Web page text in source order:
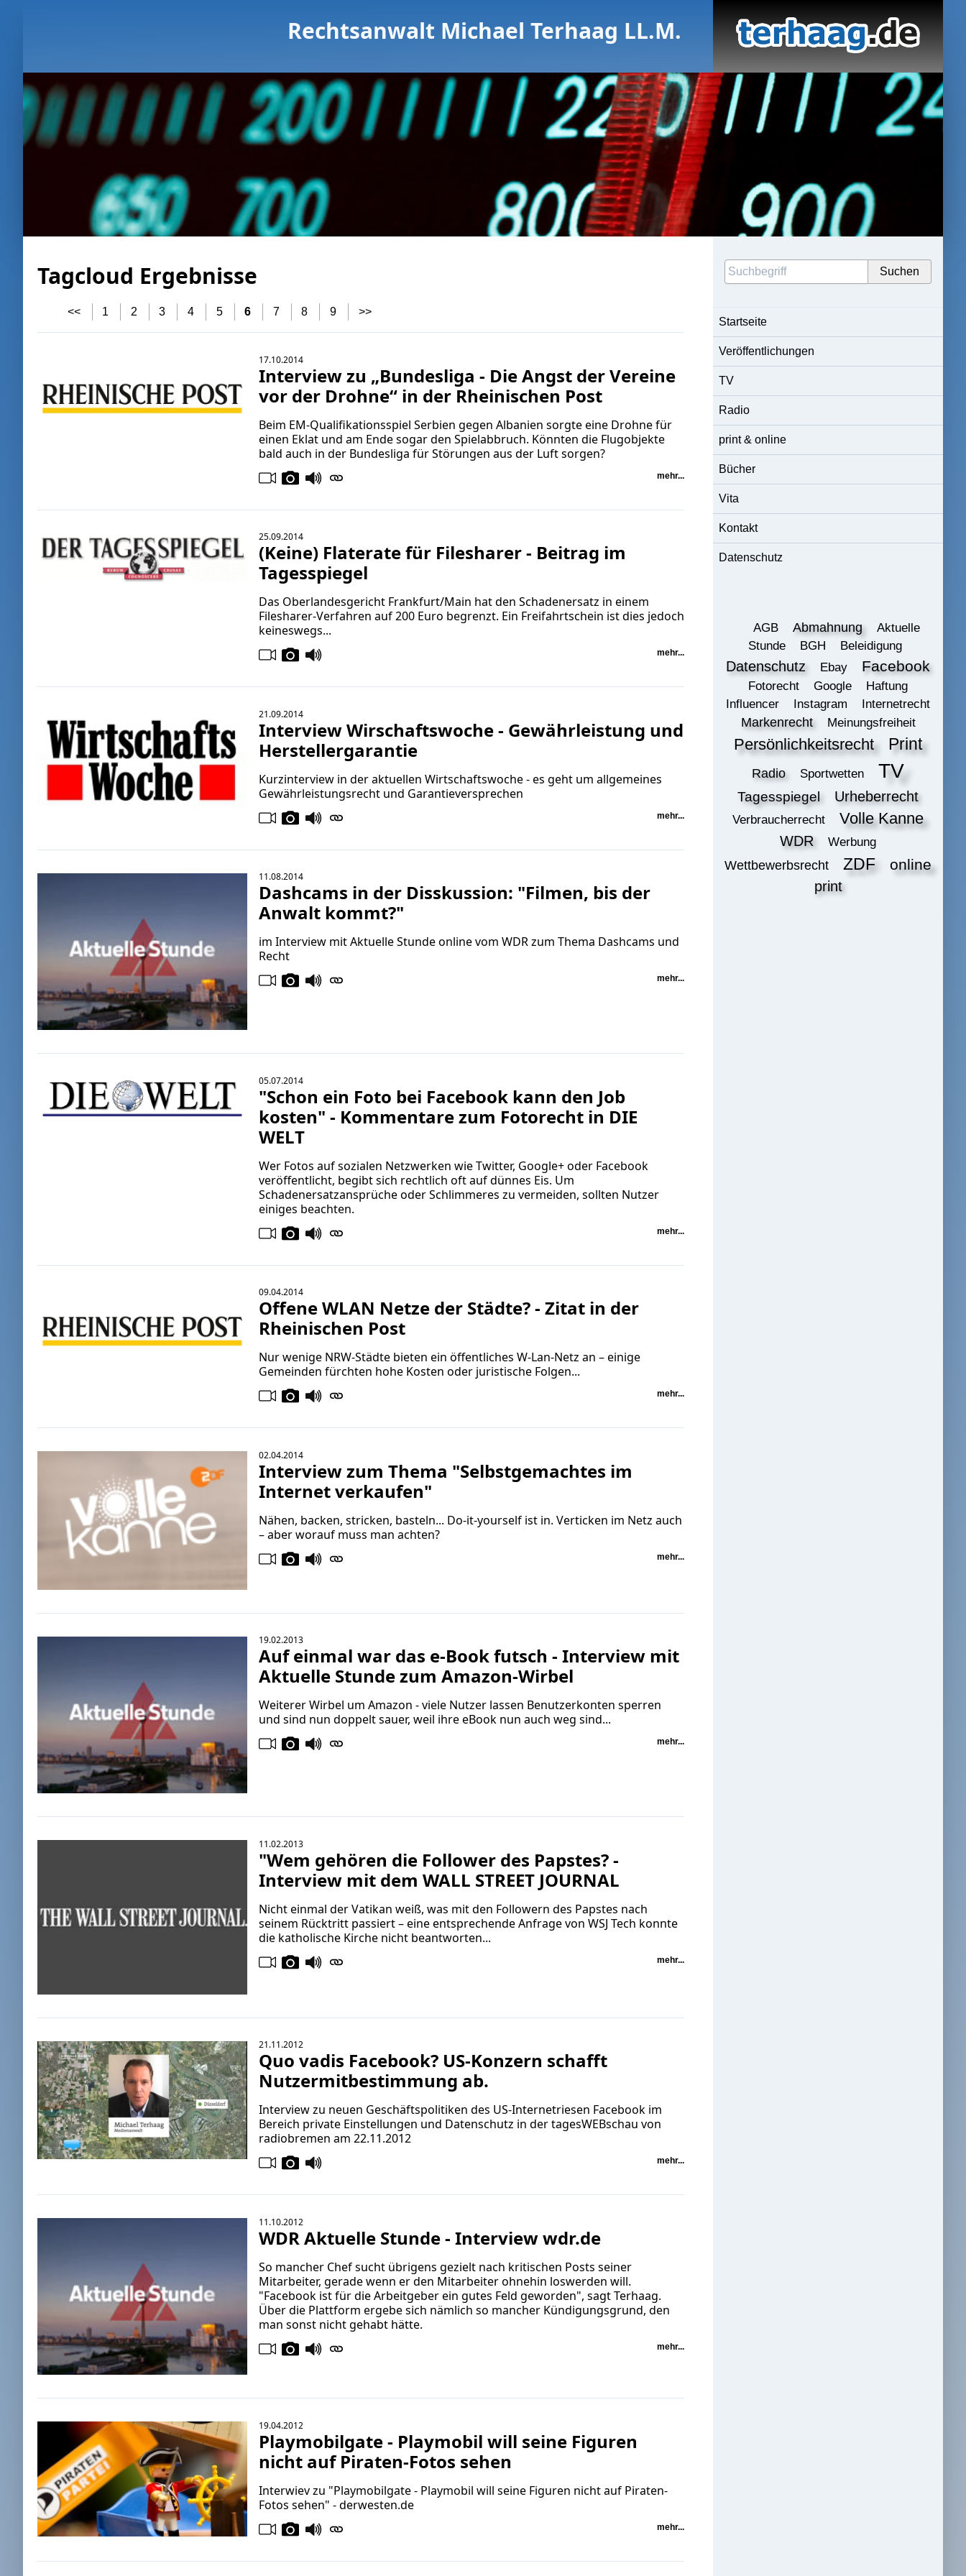
Rechtsanwalt Michael Terhaag LL.M.
Tagcloud Ergebnisse
<< 1 2 3 4 5 6 7 8 9 >>
17.10.2014
Interview zu „Bundesliga - Die Angst der Vereine
vor der Drohne“ in der Rheinischen Post
Beim EM-Qualifikationsspiel Serbien gegen Albanien sorgte eine Drohne für
einen Eklat und am Ende sogar den Spielabbruch. Könnten die Flugobjekte
bald auch in der Bundesliga für Störungen aus der Luft sorgen?
mehr...
25.09.2014
(Keine) Flaterate für Filesharer - Beitrag im
Tagesspiegel
Das Oberlandesgericht Frankfurt/Main hat den Schadenersatz in einem
Filesharer-Verfahren auf 200 Euro begrenzt. Ein Freifahrtschein ist dies jedoch
keineswegs...
mehr...
21.09.2014
Interview Wirschaftswoche - Gewährleistung und
Herstellergarantie
Kurzinterview in der aktuellen Wirtschaftswoche - es geht um allgemeines
Gewährleistungsrecht und Garantieversprechen
mehr...
11.08.2014
Dashcams in der Disskussion: "Filmen, bis der
Anwalt kommt?"
im Interview mit Aktuelle Stunde online vom WDR zum Thema Dashcams und
Recht
mehr...
05.07.2014
"Schon ein Foto bei Facebook kann den Job
kosten" - Kommentare zum Fotorecht in DIE
WELT
Wer Fotos auf sozialen Netzwerken wie Twitter, Google+ oder Facebook
veröffentlicht, begibt sich rechtlich oft auf dünnes Eis. Um
Schadenersatzansprüche oder Schlimmeres zu vermeiden, sollten Nutzer
einiges beachten.
mehr...
09.04.2014
Offene WLAN Netze der Städte? - Zitat in der
Rheinischen Post
Nur wenige NRW-Städte bieten ein öffentliches W-Lan-Netz an – einige
Gemeinden fürchten hohe Kosten oder juristische Folgen...
mehr...
02.04.2014
Interview zum Thema "Selbstgemachtes im
Internet verkaufen"
Nähen, backen, stricken, basteln... Do-it-yourself ist in. Verticken im Netz auch
– aber worauf muss man achten?
mehr...
19.02.2013
Auf einmal war das e-Book futsch - Interview mit
Aktuelle Stunde zum Amazon-Wirbel
Weiterer Wirbel um Amazon - viele Nutzer lassen Benutzerkonten sperren
und sind nun doppelt sauer, weil ihre eBook nun auch weg sind...
mehr...
11.02.2013
"Wem gehören die Follower des Papstes? -
Interview mit dem WALL STREET JOURNAL
Nicht einmal der Vatikan weiß, was mit den Followern des Papstes nach
seinem Rücktritt passiert – eine entsprechende Anfrage von WSJ Tech konnte
die katholische Kirche nicht beantworten...
mehr...
21.11.2012
Quo vadis Facebook? US-Konzern schafft
Nutzermitbestimmung ab.
Interview zu neuen Geschäftspolitiken des US-Internetriesen Facebook im
Bereich private Einstellungen und Datenschutz in der tagesWEBschau von
radiobremen am 22.11.2012
mehr...
11.10.2012
WDR Aktuelle Stunde - Interview wdr.de
So mancher Chef sucht übrigens gezielt nach kritischen Posts seiner
Mitarbeiter, gerade wenn er den Mitarbeiter ohnehin loswerden will.
"Facebook ist für die Arbeitgeber ein gutes Feld geworden", sagt Terhaag.
Über die Plattform ergebe sich nämlich so mancher Kündigungsgrund, den
man sonst nicht gehabt hätte.
mehr...
19.04.2012
Playmobilgate - Playmobil will seine Figuren
nicht auf Piraten-Fotos sehen
Interwiev zu "Playmobilgate - Playmobil will seine Figuren nicht auf Piraten-
Fotos sehen" - derwesten.de
mehr...
Startseite
Veröffentlichungen
TV
Radio
print & online
Bücher
Vita
Kontakt
Datenschutz
AGB Abmahnung
Aktuelle
Stunde
BGH Beleidigung
Datenschutz Ebay Facebook
Fotorecht Google
Haftung
Influencer
Instagram Internetrecht
Markenrecht Meinungsfreiheit
Persönlichkeitsrecht Print
Radio Sportwetten TV
Tagesspiegel Urheberrecht
Verbraucherrecht Volle Kanne
WDR Werbung
Wettbewerbsrecht ZDF online
print